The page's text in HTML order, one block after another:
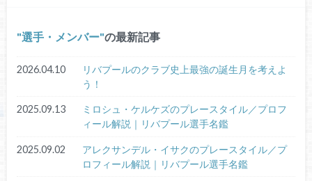
選手・メンバー の最新記事
2026.04.10
リバプールのクラブ史上最強の誕生月を考えよ
う！
2025.09.13
ミロシュ・ケルケズのプレースタイル／プロフ
ィール解説｜リバプール選手名鑑
2025.09.02
アレクサンデル・イサクのプレースタイル／プ
ロフィール解説｜リバプール選手名鑑